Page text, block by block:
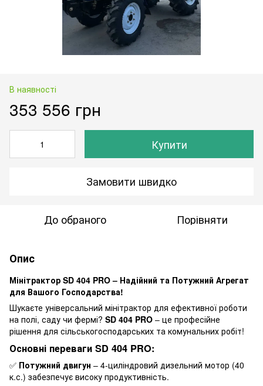
В наявності
353 556 грн
Купити
Замовити швидко
До обраного Порівняти
Опис
Мінітрактор SD 404 PRO – Надійний та Потужний Агрегат
для Вашого Господарства!
Шукаєте універсальний мінітрактор для ефективної роботи
на полі, саду чи фермі? SD 404 PRO – це професійне
рішення для сільськогосподарських та комунальних робіт!
Основні переваги SD 404 PRO:
✅ Потужний двигун – 4-циліндровий дизельний мотор (40
к.с.) забезпечує високу продуктивність.